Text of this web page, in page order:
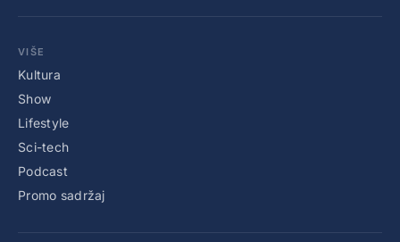
VIŠE
Kultura
Show
Lifestyle
Sci-tech
Podcast
Promo sadržaj